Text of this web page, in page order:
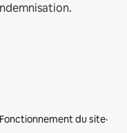
Fonctionnement du site·